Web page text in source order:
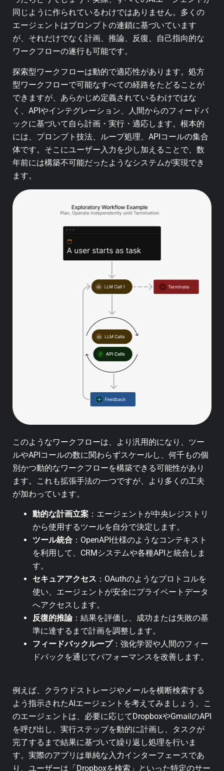
同じように作られているわけではありません。多くの
エージェントはプロンプトの連鎖に基づいています
が、それだけでなく計画、推論、反復、自己指向的な
ワークフローの遂行も可能です。
探索型ワークフローは動的で適応性があります。処方
型ワークフローで可能なすべての経路をたどることが
できますが、あらかじめ定義されているわけではな
く、APIやインテグレーション、人間からのフィードバ
ックに基づいて自ら計画・実行・適応します。根本的
には、プロンプト技法、ループ処理、APIコールの集合
体です。そこにユーザー入力を少し加えることで、数
年前には構築不可能だったようなシステムが実現でき
ます。
このようなワークフローは、より汎用的になり、ツー
ルやAPIコールの数に関わらずスケールし、何千もの個
別かつ動的なワークフローを構築できる可能性があり
ます。これも拡張手法の一つですが、より多くの工夫
が加わっています。
動的な計画立案 ：エージェントが中央レジストリ
から使用するツールを自分で決定します。
ツール統合 ：OpenAPI仕様のようなコンテキスト
を利用して、CRMシステムや各種APIと統合しま
す。
セキュアアクセス ：OAuthのようなプロトコルを
使い、エージェントが安全にプライベートデータ
へアクセスします。
反復的推論：結果を評価し、成功または失敗の基
準に達するまで計画を調整します。
フィードバックループ：強化学習や人間のフィー
ドバックを通じてパフォーマンスを改善します。
例えば、クラウドストレージやメールを横断検索する
よう指示されたAIエージェントを考えてみましょう。こ
のエージェントは、必要に応じてDropboxやGmailのAPI
を呼び出し、実行ステップを動的に計画し、タスクが
完了するまで結果に基づいて繰り返し処理を行いま
す。実際のアプリは単純な入力インターフェースであ
り、ユーザーは「Dropboxを検索」といった特定のサー